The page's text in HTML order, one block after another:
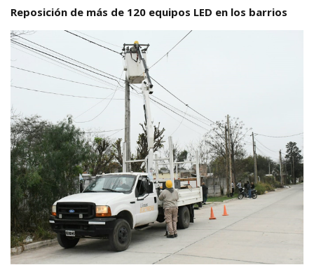
Reposición de más de 120 equipos LED en los barrios